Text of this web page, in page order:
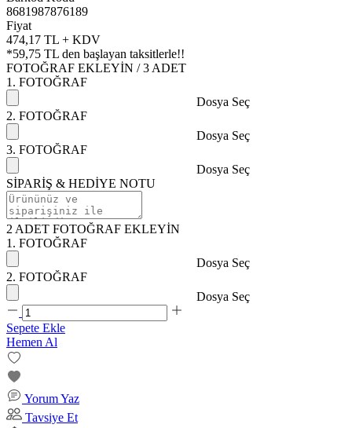
8681987876189
Fiyat
474,17 TL + KDV
*59,75 TL den başlayan taksitlerle!!
FOTOĞRAF EKLEYİN / 3 ADET
1. FOTOĞRAF
Dosya Seç
2. FOTOĞRAF
Dosya Seç
3. FOTOĞRAF
Dosya Seç
SİPARİŞ & HEDİYE NOTU
2 ADET FOTOĞRAF EKLEYİN
1. FOTOĞRAF
Dosya Seç
2. FOTOĞRAF
Dosya Seç
Sepete Ekle
Hemen Al
Yorum Yaz
Tavsiye Et